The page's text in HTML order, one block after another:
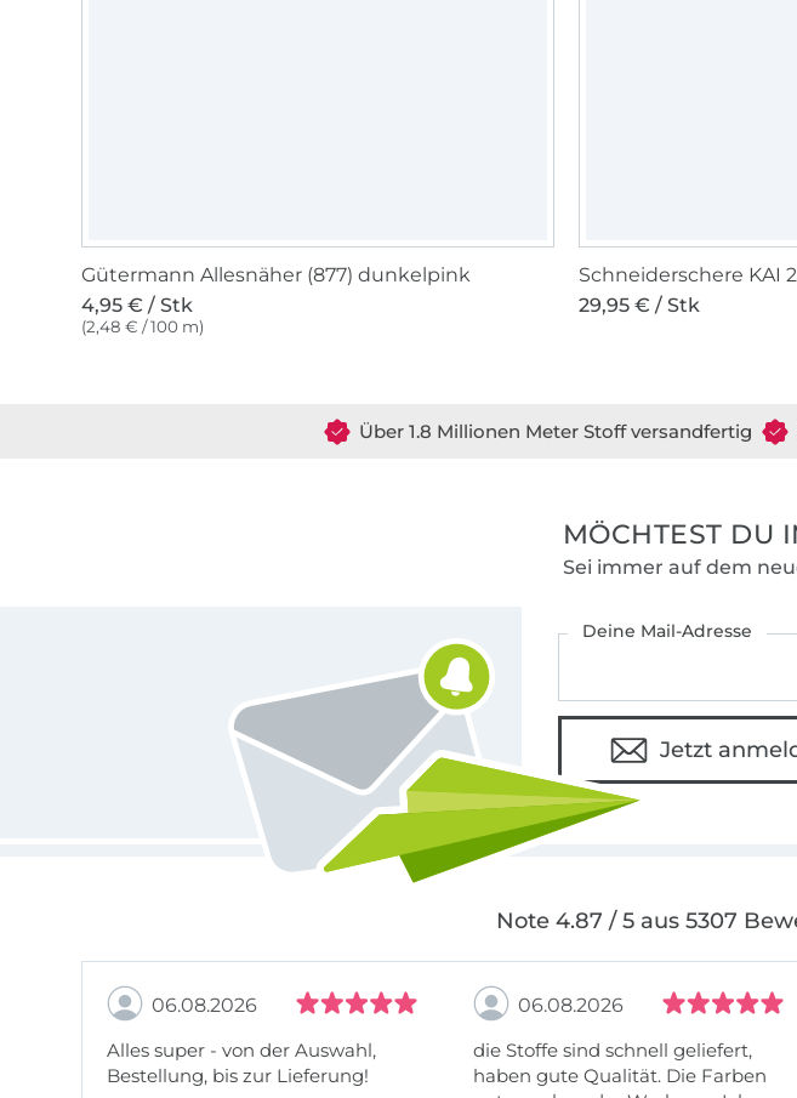
Gütermann Allesnäher (877) dunkelpink
4,95 € / Stk
(2,48 € / 100 m)
Schneiderschere KAI
29,95 € / Stk
Über 1.8 Millionen Meter Stoff versandfertig
MÖCHTEST DU
Sei immer auf dem
Deine Mail-Adresse
Jetzt
Note 4.87 / 5 aus 5307
06.08.2026
Alles super - von der Auswahl,
Bestellung, bis zur Lieferung!
06.08.2026
die Stoffe sind schnell geliefert,
haben gute Qualität. Die Farben